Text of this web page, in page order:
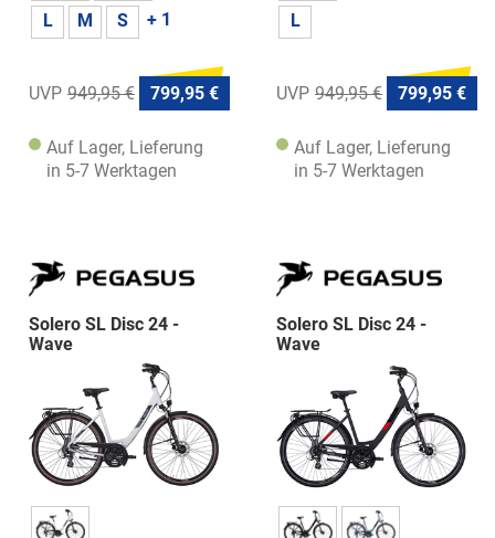
L M S + 1
949,95 € 799,95 €
Auf Lager, Lieferung
in 5-7 Werktagen
L
949,95 € 799,95 €
Auf Lager, Lieferung
in 5-7 Werktagen
Solero SL Disc 24 -
Wave
Solero SL Disc 24 -
Wave